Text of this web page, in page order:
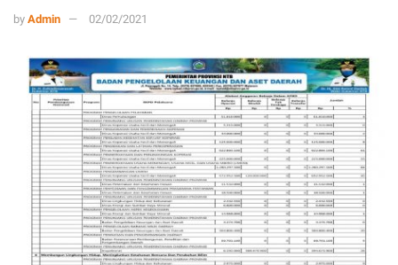
by Admin 02/02/2021